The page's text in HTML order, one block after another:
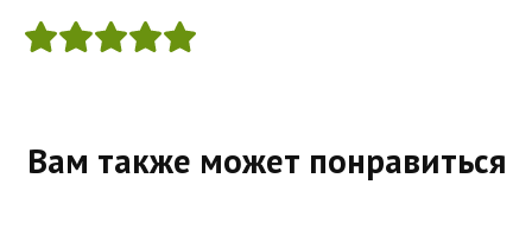
Вам также может понравиться